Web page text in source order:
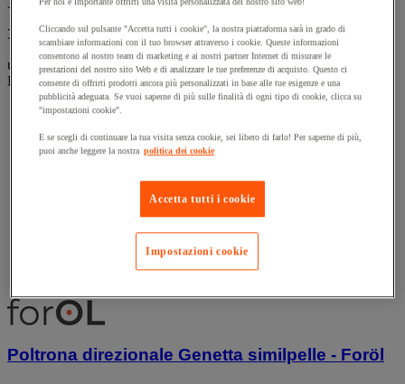
384,30 € IVA incl.
unità
Prodotto temporaneamente non disponibile, tornerà presto.
Poltrona direzionale Genetta similpelle - Foröl
Cliccando sul pulsante "Accetta tutti i cookie", la nostra piattaforma sarà in grado di
scambiare informazioni con il tuo browser attraverso i cookie. Queste informazioni
consentono al nostro team di marketing e ai nostri partner Internet di misurare le
prestazioni del nostro sito Web e di analizzare le tue preferenze di acquisto. Questo ci
consente di offrirti prodotti ancora più personalizzati in base alle tue esigenze e una
pubblicità adeguata. Se vuoi saperne di più sulle finalità di ogni tipo di cookie, clicca su
"impostazioni cookie".
E se scegli di continuare la tua visita senza cookie, sei libero di farlo! Per saperne di più,
puoi anche leggere la nostra politica dei cookie
Accetta tutti i cookie
Impostazioni cookie